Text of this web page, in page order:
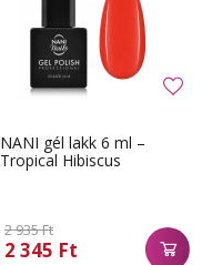
NANI gél lakk 6 ml –
Tropical Hibiscus
2 935 Ft
2 345 Ft